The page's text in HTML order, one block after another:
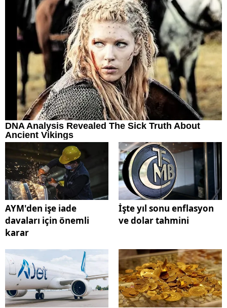
AYM'den işe iade
davaları için önemli
karar
İşte yıl sonu enflasyon
ve dolar tahmini